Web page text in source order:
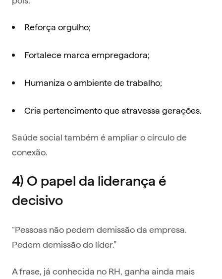
Reforça orgulho;
Fortalece marca empregadora;
Humaniza o ambiente de trabalho;
Cria pertencimento que atravessa gerações.
Saúde social também é ampliar o círculo de
conexão.
4) O papel da liderança é
decisivo
“Pessoas não pedem demissão da empresa.
Pedem demissão do líder.”
A frase, já conhecida no RH, ganha ainda mais